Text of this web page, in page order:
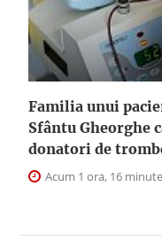
Familia unui
Sfântu Gheorghe
donatori de
Acum 1 ora, 16 minute